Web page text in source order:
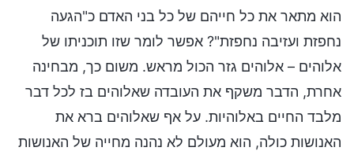
הוא מתאר את כל חייהם של כל בני האדם כ"הגעה
נחפזת ועזיבה נחפזת"? אפשר לומר שזו תוכניתו של
אלוהים – אלוהים גזר הכול מראש. משום כך, מבחינה
אחרת, הדבר משקף את העובדה שאלוהים בז לכל דבר
מלבד החיים באלוהיות. על אף שאלוהים ברא את
האנושות כולה, הוא מעולם לא נהנה מחייה של האנושות